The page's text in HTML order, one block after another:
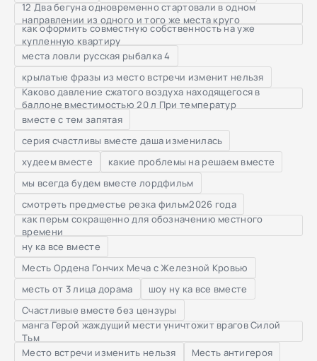
12 Два бегуна одновременно стартовали в одном
направлении из одного и того же места круго
как оформить совместную собственность на уже
купленную квартиру
места ловли русская рыбалка 4
крылатые фразы из место встречи изменит нельзя
Каково давление сжатого воздуха находящегося в
баллоне вместимостью 20 л При температур
вместе с тем запятая
серия счастливы вместе даша изменилась
худеем вместе
какие проблемы на решаем вместе
мы всегда будем вместе лордфильм
смотреть предместье резка фильм2026 года
как перьм сокращенно для обозначению местного
времени
ну ка все вместе
Месть Ордена Гончих Меча с Железной Кровью
месть от 3 лица дорама
шоу ну ка все вместе
Счастливые вместе без цензуры
манга Герой жаждущий мести уничтожит врагов Силой
Тьм
Место встречи изменить нельзя
Месть антигероя